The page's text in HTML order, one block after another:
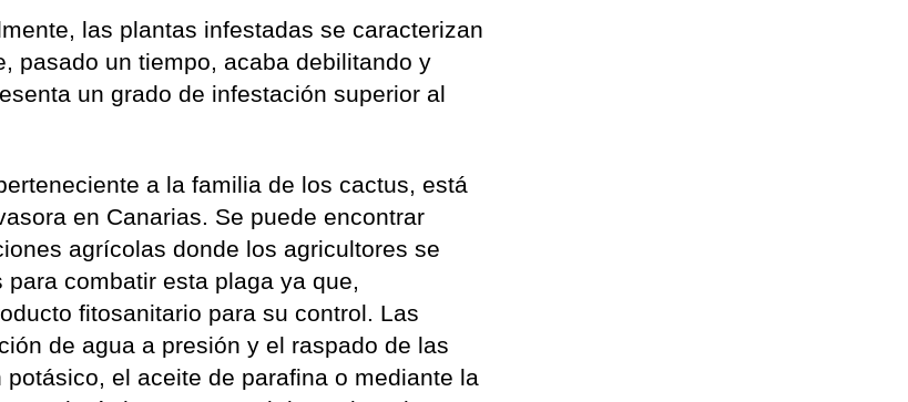
las plantas infestadas se caracterizan
pasado un tiempo, acaba debilitando y
un grado de infestación superior al
a la familia de los cactus, está
en Canarias. Se puede encontrar
agrícolas donde los agricultores se
combatir esta plaga ya que,
fitosanitario para su control. Las
de agua a presión y el raspado de las
el aceite de parafina o mediante la